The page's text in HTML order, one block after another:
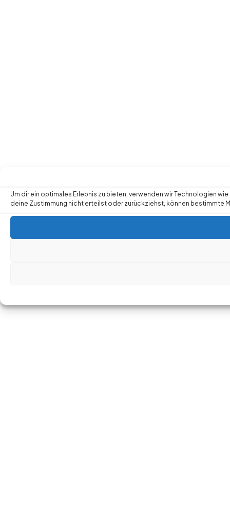
Um dir ein optimales Erlebnis zu bieten, verwenden wir Technologien
deine Zustimmung nicht erteilst oder zurückziehst, können bestimmte